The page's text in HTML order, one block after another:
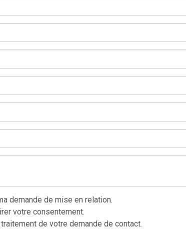
demande de mise en relation.
votre consentement.
de votre demande de contact.